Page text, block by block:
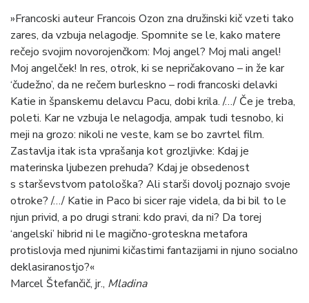
»Francoski auteur Francois Ozon zna družinski kič vzeti tako
zares, da vzbuja nelagodje. Spomnite se le, kako matere
rečejo svojim novorojenčkom: Moj angel? Moj mali angel!
Moj angelček! In res, otrok, ki se nepričakovano – in že kar
‘čudežno’, da ne rečem burleskno – rodi francoski delavki
Katie in španskemu delavcu Pacu, dobi krila. /…/ Če je treba,
poleti. Kar ne vzbuja le nelagodja, ampak tudi tesnobo, ki
meji na grozo: nikoli ne veste, kam se bo zavrtel film.
Zastavlja itak ista vprašanja kot grozljivke: Kdaj je
materinska ljubezen prehuda? Kdaj je obsedenost
s starševstvom patološka? Ali starši dovolj poznajo svoje
otroke? /…/ Katie in Paco bi sicer raje videla, da bi bil to le
njun privid, a po drugi strani: kdo pravi, da ni? Da torej
‘angelski’ hibrid ni le magično-groteskna metafora
protislovja med njunimi kičastimi fantazijami in njuno socialno
deklasiranostjo?«
Marcel Štefančič, jr., Mladina